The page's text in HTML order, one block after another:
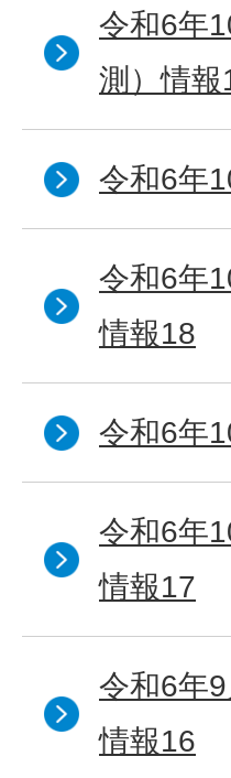
令和6年
測）情報
令和6年
令和6年
情報18
令和6年
令和6年
情報17
令和6年
情報16